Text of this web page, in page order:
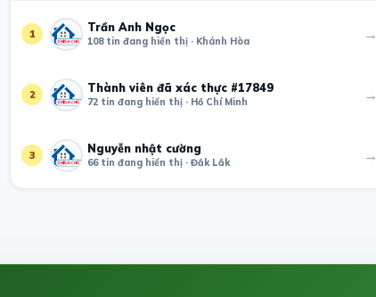
1 Trần Anh Ngọc
108 tin đang hiển thị · Khánh Hòa →
2 Thành viên đã xác thực #17849
72 tin đang hiển thị · Hồ Chí Minh →
3 Nguyễn nhật cường
66 tin đang hiển thị · Đắk Lắk →